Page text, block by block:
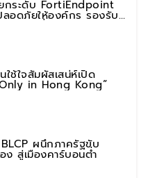
กระดับ FortiEndpoint
ลอดภัยให้องค์กร รองรับ
ช้ใจสัมผัสเสน่ห์เปิด
in Hong Kong”
ผนึกภาครัฐขับ
ง สู่เมืองคาร์บอนต่ำ